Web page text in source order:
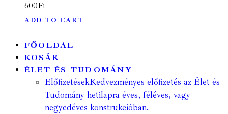
600Ft
ADD TO CART
FŐOLDAL
KOSÁR
ÉLET ÉS TUDOMÁNY
ElőfizetésekKedvezményes előfizetés az Élet és
Tudomány hetilapra éves, féléves, vagy
negyedéves konstrukcióban.